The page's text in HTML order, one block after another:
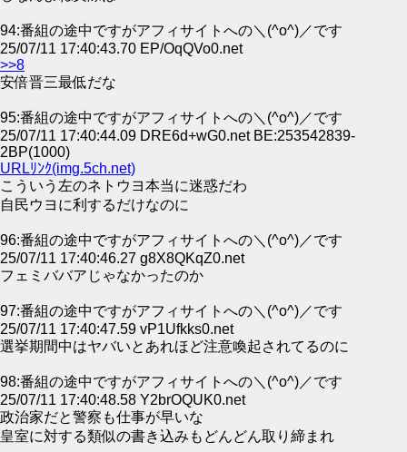
94:番組の途中ですがアフィサイトへの＼(^o^)／です
25/07/11 17:40:43.70 EP/OqQVo0.net
>>8
安倍晋三最低だな
95:番組の途中ですがアフィサイトへの＼(^o^)／です
25/07/11 17:40:44.09 DRE6d+wG0.net BE:253542839-
2BP(1000)
URLﾘﾝｸ(img.5ch.net)
こういう左のネトウヨ本当に迷惑だわ
自民ウヨに利するだけなのに
96:番組の途中ですがアフィサイトへの＼(^o^)／です
25/07/11 17:40:46.27 g8X8QKqZ0.net
フェミババアじゃなかったのか
97:番組の途中ですがアフィサイトへの＼(^o^)／です
25/07/11 17:40:47.59 vP1Ufkks0.net
選挙期間中はヤバいとあれほど注意喚起されてるのに
98:番組の途中ですがアフィサイトへの＼(^o^)／です
25/07/11 17:40:48.58 Y2brOQUK0.net
政治家だと警察も仕事が早いな
皇室に対する類似の書き込みもどんどん取り締まれ